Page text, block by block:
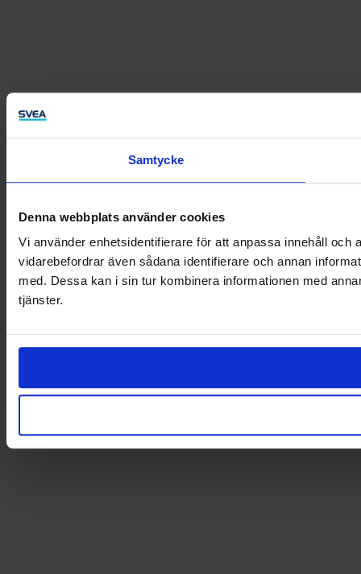
Samtycke
Denna webbplats använder cookies
Vi använder enhetsidentifierare för att anpassa innehåll
vidarebefordrar även sådana identifierare och annan
med. Dessa kan i sin tur kombinera informationen med
tjänster.